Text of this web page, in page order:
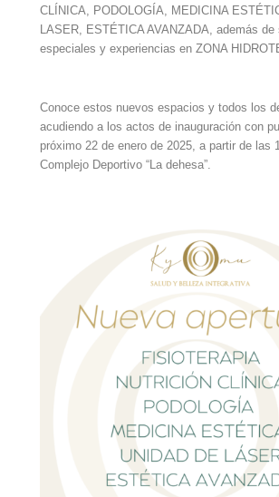
CLÍNICA, PODOLOGÍA, MEDICINA
LASER, ESTÉTICA AVANZADA, además de
especiales y experiencias en ZONA
Conoce estos nuevos espacios y todos los
acudiendo a los actos de inauguración con
próximo 22 de enero de 2025, a partir de las
Complejo Deportivo “La dehesa”.